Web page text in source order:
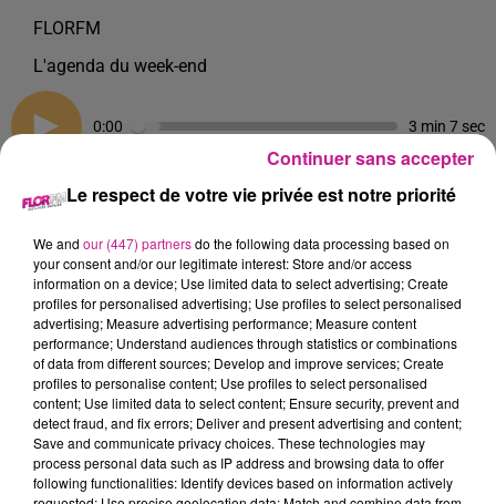
FLORFM
L'agenda du week-end
0:00 3 min 7 sec
AGENDA DES 26&27 JANVIER
Retrouvez l'agenda des sorties FLOR FM, avecChez Lyllo by
, distributeur de pizzas fraîches artisanales 24h/24 - 7j/7 à
KAYSERSBERG, HOUSSEN, MUNTZENHEIM, HORBOURG-
WIHR et BALTZENHEIM.
Le respect de votre vie privée est notre priorité
We and our (447) partnersdo the following data processing based on
your consent and/or our legitimate interest: Store and/or access
information on a device; Use limited data to select advertising; Create
profiles for personalised advertising; Use profiles to select personalised
advertising; Measure advertising performance; Measure content
performance; Understand audiences through statistics or combinations
of data from different sources; Develop and improve services; Create
profiles to personalise content; Use profiles to select personalised
content; Use limited data to select content; Ensure security, prevent and
detect fraud, and fix errors; Deliver and present advertising and content;
Save and communicate privacy choices. These technologies may
process personal data such as IP address and browsing data to offer
following functionalities: Identify devices based on information actively
Continuer sans accepter